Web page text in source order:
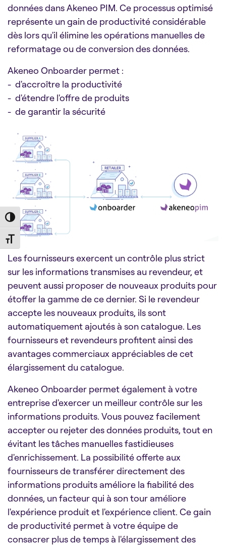
Toggle High Contrast
Toggle Font size
données dans Akeneo PIM. Ce processus optimisé
représente un gain de productivité considérable
dès lors qu'il élimine les opérations manuelles de
reformatage ou de conversion des données.
Akeneo Onboarder permet :
- d'accroître la productivité
- d'étendre l'offre de produits
- de garantir la sécurité
Les fournisseurs exercent un contrôle plus strict
sur les informations transmises au revendeur, et
peuvent aussi proposer de nouveaux produits pour
étoffer la gamme de ce dernier. Si le revendeur
accepte les nouveaux produits, ils sont
automatiquement ajoutés à son catalogue. Les
fournisseurs et revendeurs profitent ainsi des
avantages commerciaux appréciables de cet
élargissement du catalogue.
Akeneo Onboarder permet également à votre
entreprise d'exercer un meilleur contrôle sur les
informations produits. Vous pouvez facilement
accepter ou rejeter des données produits, tout en
évitant les tâches manuelles fastidieuses
d'enrichissement. La possibilité offerte aux
fournisseurs de transférer directement des
informations produits améliore la fiabilité des
données, un facteur qui à son tour améliore
l'expérience produit et l'expérience client. Ce gain
de productivité permet à votre équipe de
consacrer plus de temps à l'élargissement des